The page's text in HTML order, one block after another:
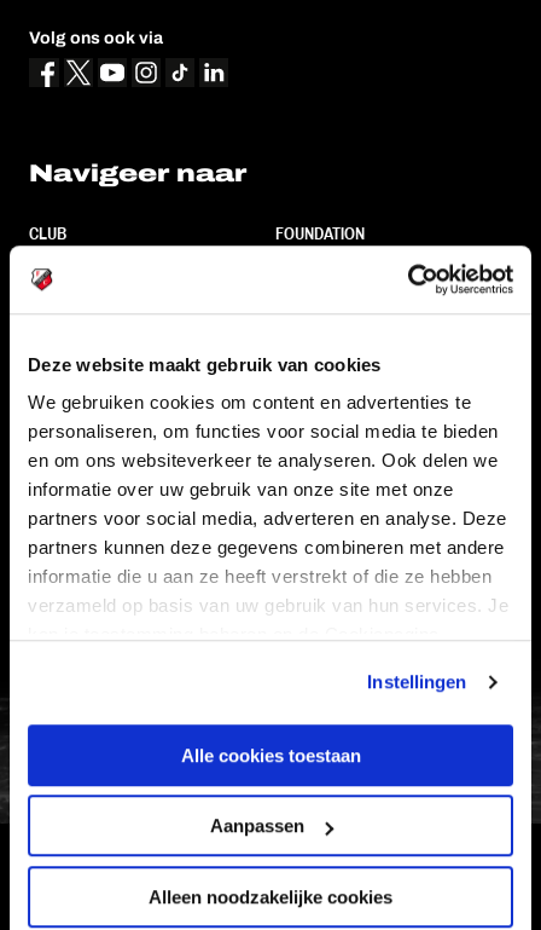
Deze website maakt gebruik van cookies
We gebruiken cookies om content en advertenties te
personaliseren, om functies voor social media te bieden
en om ons websiteverkeer te analyseren. Ook delen we
informatie over uw gebruik van onze site met onze
partners voor social media, adverteren en analyse. Deze
partners kunnen deze gegevens combineren met andere
informatie die u aan ze heeft verstrekt of die ze hebben
verzameld op basis van uw gebruik van hun services. Je
Instellingen
Alle cookies toestaan
Aanpassen
Alleen noodzakelijke cookies
Volg ons ook via
Navigeer naar
CLUB
TEAMS
STADION
FOUNDATION
BUSINESS
Informatie
VEELGESTELDE VRAGEN
CONTACT
WERKEN BIJ
VERTROUWENSPERSOON
HOOFDSPONSOR